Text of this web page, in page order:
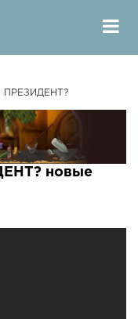
новые